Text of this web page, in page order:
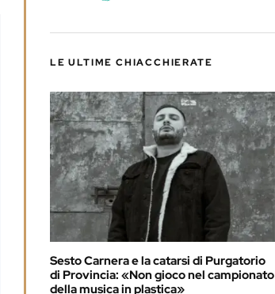
LE ULTIME CHIACCHIERATE
Sesto Carnera e la catarsi di Purgatorio
di Provincia: «Non gioco nel campionato
della musica in plastica»